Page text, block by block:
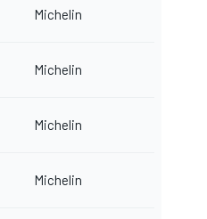
Michelin
Michelin
Michelin
Michelin